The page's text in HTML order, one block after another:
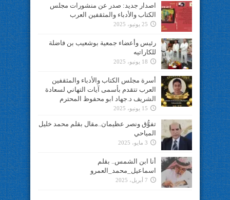
اصدار جديد: صدر عن منشورات مجلس
الكتاب والأدباء والمثقفين العرب
25 يونيو، 2025
رئيس وأعضاء جمعية بوشعيب بن فاضلة
للكاراتيه
18 يونيو، 2025
أسرة مجلس الكتاب والأدباء والمثقفين
العرب تتقدم بأسمى آيات التهاني لسعادة
الشريف د.جهاد ابو محفوظ المحترم
15 يونيو، 2025
تفوُّق ونصر عظيمان..مقال بقلم محمد خليل
المياحي
3 مايو، 2025
أنا ابن الشمس.. بقلم
اسماعيل_محمد_العمرو
7 أبريل، 2025